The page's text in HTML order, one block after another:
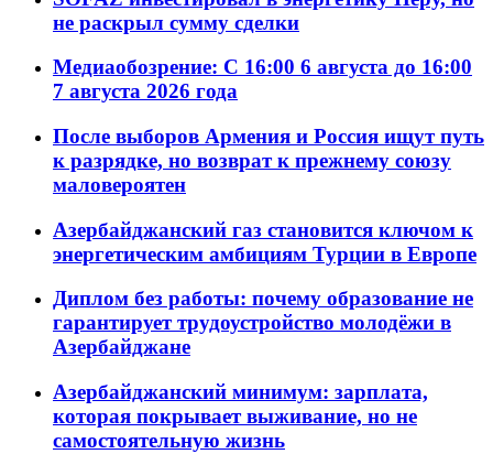
не раскрыл сумму сделки
Медиаобозрение: С 16:00 6 августа до 16:00
7 августа 2026 года
После выборов Армения и Россия ищут путь
к разрядке, но возврат к прежнему союзу
маловероятен
Азербайджанский газ становится ключом к
энергетическим амбициям Турции в Европе
Диплом без работы: почему образование не
гарантирует трудоустройство молодёжи в
Азербайджане
Азербайджанский минимум: зарплата,
которая покрывает выживание, но не
самостоятельную жизнь